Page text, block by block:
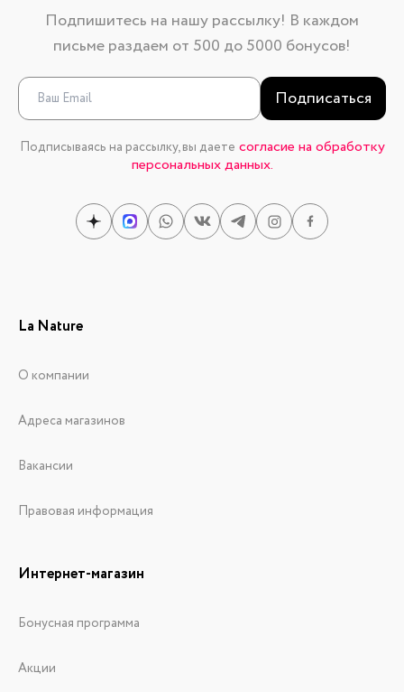
Подпишитесь на нашу рассылку! В каждом
письме раздаем от 500 до 5000 бонусов!
Подписаться
Подписываясь на рассылку, вы даете согласие на обработку
персональных данных.
La Nature
О компании
Адреса магазинов
Вакансии
Правовая информация
Интернет-магазин
Бонусная программа
Акции